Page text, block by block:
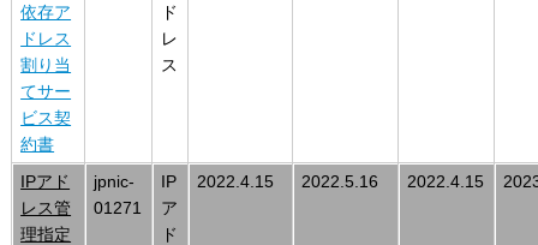
依存ア
ドレス
割り当
てサー
ビス契
約書
ド
レ
ス
IPアド
レス管
理指定
jpnic-
01271
IP
ア
ド
2022.4.15 2022.5.16 2022.4.15